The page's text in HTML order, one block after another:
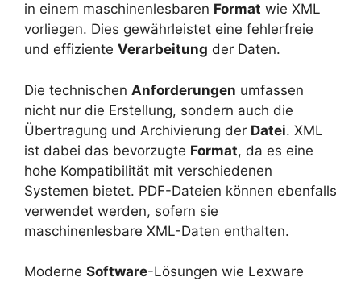
in einem maschinenlesbaren Format wie XML
vorliegen. Dies gewährleistet eine fehlerfreie
und effiziente Verarbeitung der Daten.
Die technischen Anforderungen umfassen
nicht nur die Erstellung, sondern auch die
Übertragung und Archivierung der Datei. XML
ist dabei das bevorzugte Format, da es eine
hohe Kompatibilität mit verschiedenen
Systemen bietet. PDF-Dateien können ebenfalls
verwendet werden, sofern sie
maschinenlesbare XML-Daten enthalten.
Moderne Software-Lösungen wie Lexware